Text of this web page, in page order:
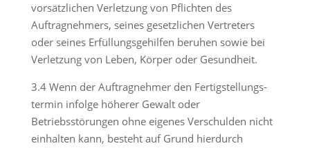
vorsätzlichen Verletzung von Pflichten des
Auftragnehmers, seines gesetzlichen Vertreters
oder seines Erfüllungsgehilfen beruhen sowie bei
Verletzung von Leben, Körper oder Gesundheit.
3.4 Wenn der Auftragnehmer den Fertigstellungs-
termin infolge höherer Gewalt oder
Betriebsstörungen ohne eigenes Verschulden nicht
einhalten kann, besteht auf Grund hierdurch